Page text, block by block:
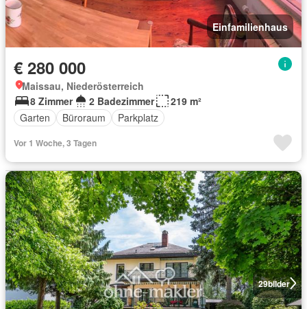
Einfamilienhaus
€ 280 000
Maissau, Niederösterreich
8 Zimmer
2 Badezimmer
219 m²
Garten
Büroraum Parkplatz
Vor 1 Woche, 3 Tagen
29bilder